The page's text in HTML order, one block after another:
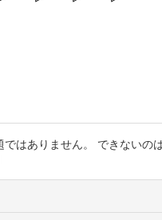
はありません。 できないの